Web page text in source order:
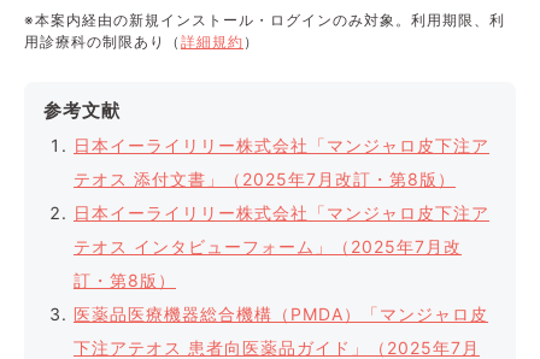
※本案内経由の新規インストール・ログインのみ対象。利用期限、利
用診療科の制限あり（ 詳細規約 ）
参考文献
日本イーライリリー株式会社「マンジャロ皮下注ア
テオス 添付文書」（2025年7月改訂・第8版）
日本イーライリリー株式会社「マンジャロ皮下注ア
テオス インタビューフォーム」（2025年7月改
訂・第8版）
医薬品医療機器総合機構（PMDA）「マンジャロ皮
下注アテオス 患者向医薬品ガイド」（2025年7月